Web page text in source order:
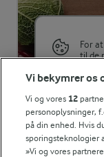
470 kJ / 112
ENERGI PR
Fiber:
1,2 g
Protein:
4 g
For
til de
GIV
Vi bekymrer os
Vi og vores 12
personoplysninger,
på din enhed. Hvis
sporingsteknologier
»Vi og vores